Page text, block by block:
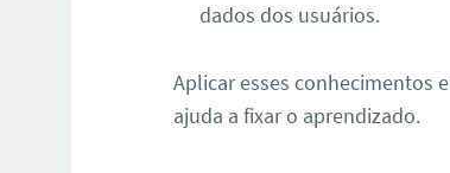
dados dos usuários.
Aplicar esses conhecimentos
ajuda a fixar o aprendizado.